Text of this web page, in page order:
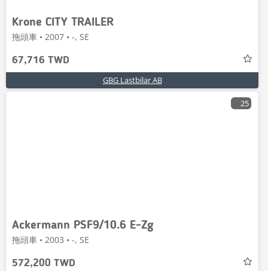
Krone CITY TRAILER
拖頭車 • 2007 • -, SE
67,716 TWD
GBG Lastbilar AB
25
Ackermann PSF9/10.6 E-Zg
拖頭車 • 2003 • -, SE
572,200 TWD